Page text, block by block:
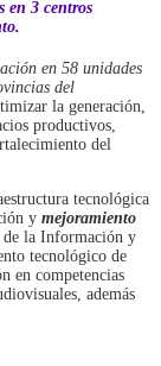
en 3 centros
en 58 unidades
del
la generación,
productivos,
del
tecnológica
y mejoramiento
de la Información y
tecnológico de
en competencias
además